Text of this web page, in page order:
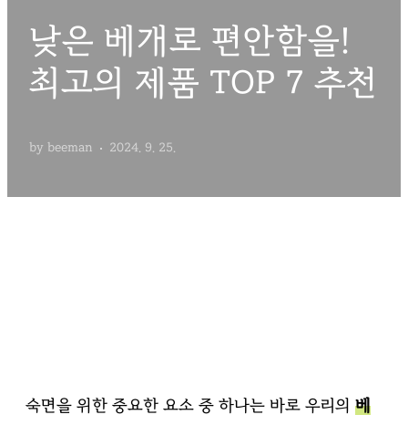
낮은 베개로 편안함을!
최고의 제품 TOP 7 추천
by beeman 2024. 9. 25.
숙면을 위한 중요한 요소 중 하나는 바로 우리의 베